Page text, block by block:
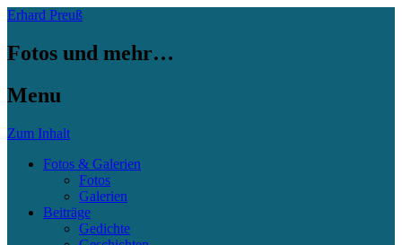
Erhard Preuß
Fotos und mehr…
Menu
Zum Inhalt
Fotos & Galerien
Fotos
Galerien
Beiträge
Gedichte